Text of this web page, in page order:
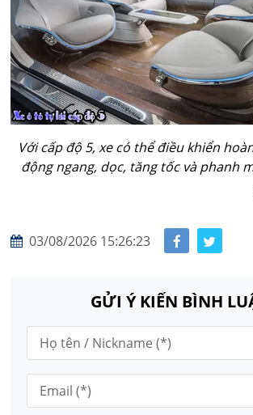
Với cấp độ 5, xe có thể điều khiển
động ngang, dọc, tăng tốc và phanh
03/08/2026 15:26:23
GỬI Ý KIẾN BÌNH